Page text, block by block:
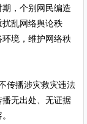
，个别网民编造
乱网络舆论秩
境，维护网络秩
传播涉灾救灾违法
无出处、无证据